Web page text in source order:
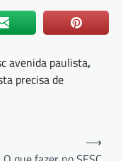
avenida paulista,
precisa de
⟶